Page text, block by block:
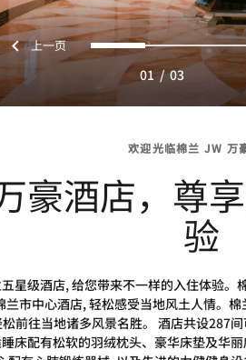
上一页 0 1 2
01/03
欢迎光临棉兰 JW 万
豪酒店，尊
验
星级酒店, 给您带来不一样的入住体验
市中心酒店, 轻松感受当地风土人情。
前往当地诸多风景名胜。 酒店共设287
床配有松软的羽绒枕头、豪华床垫及华